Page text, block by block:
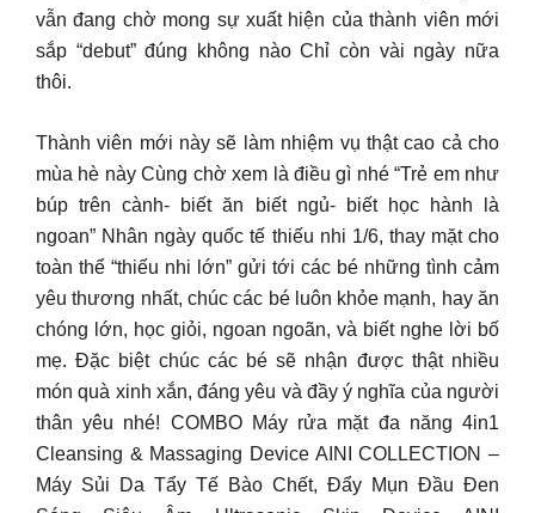
vẫn đang chờ mong sự xuất hiện của thành viên mới
sắp “debut” đúng không nào Chỉ còn vài ngày nữa
thôi.
Thành viên mới này sẽ làm nhiệm vụ thật cao cả cho
mùa hè này Cùng chờ xem là điều gì nhé “Trẻ em như
búp trên cành- biết ăn biết ngủ- biết học hành là
ngoan” Nhân ngày quốc tế thiếu nhi 1/6, thay mặt cho
toàn thể “thiếu nhi lớn” gửi tới các bé những tình cảm
yêu thương nhất, chúc các bé luôn khỏe mạnh, hay ăn
chóng lớn, học giỏi, ngoan ngoãn, và biết nghe lời bố
mẹ. Đặc biệt chúc các bé sẽ nhận được thật nhiều
món quà xinh xắn, đáng yêu và đầy ý nghĩa của người
thân yêu nhé! COMBO Máy rửa mặt đa năng 4in1
Cleansing & Massaging Device AINI COLLECTION –
Máy Sủi Da Tẩy Tế Bào Chết, Đẩy Mụn Đầu Đen